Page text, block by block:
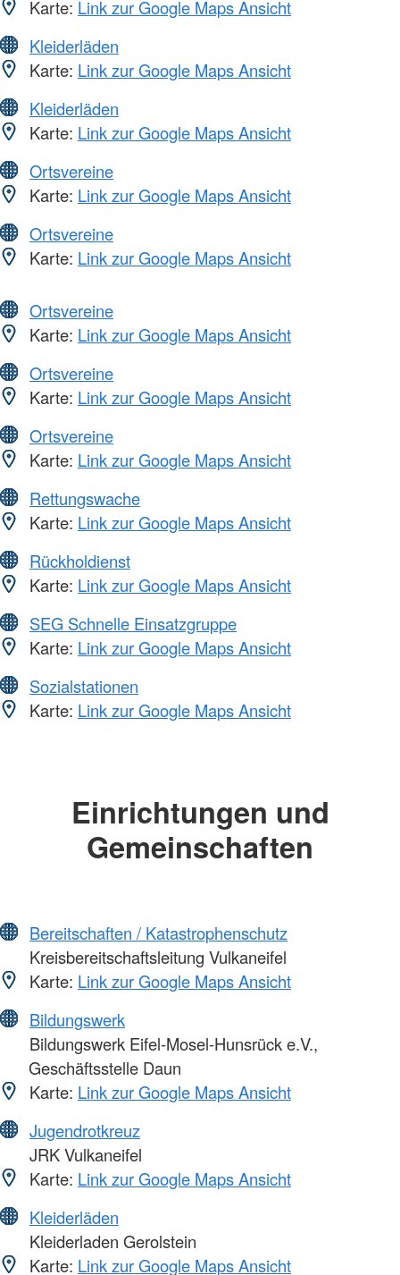
Karte: Link zur Google Maps Ansicht
Kleiderläden
Karte: Link zur Google Maps Ansicht
Kleiderläden
Karte: Link zur Google Maps Ansicht
Ortsvereine
Karte: Link zur Google Maps Ansicht
Ortsvereine
Karte: Link zur Google Maps Ansicht
Ortsvereine
Karte: Link zur Google Maps Ansicht
Ortsvereine
Karte: Link zur Google Maps Ansicht
Ortsvereine
Karte: Link zur Google Maps Ansicht
Rettungswache
Karte: Link zur Google Maps Ansicht
Rückholdienst
Karte: Link zur Google Maps Ansicht
SEG Schnelle Einsatzgruppe
Karte: Link zur Google Maps Ansicht
Sozialstationen
Karte: Link zur Google Maps Ansicht
Einrichtungen und
Gemeinschaften
Bereitschaften / Katastrophenschutz
Kreisbereitschaftsleitung Vulkaneifel
Karte: Link zur Google Maps Ansicht
Bildungswerk
Bildungswerk Eifel-Mosel-Hunsrück e.V.,
Geschäftsstelle Daun
Karte: Link zur Google Maps Ansicht
Jugendrotkreuz
JRK Vulkaneifel
Karte: Link zur Google Maps Ansicht
Kleiderläden
Kleiderladen Gerolstein
Karte: Link zur Google Maps Ansicht